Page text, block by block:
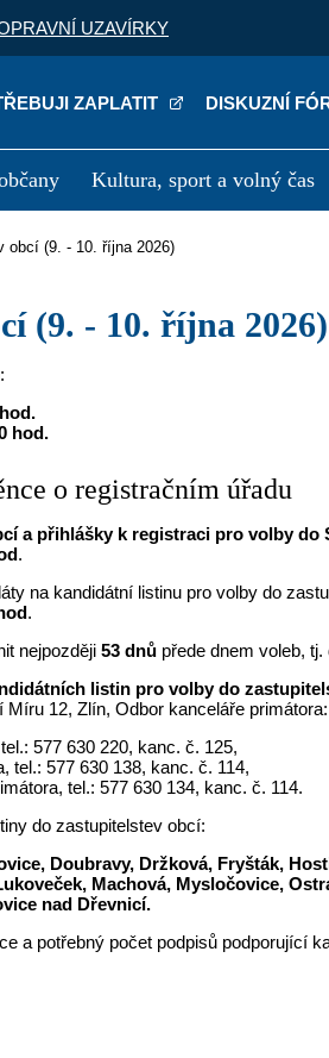
UZAVÍRKY
ZAPLATIT DISKUZNÍ
Kultura, sport a volný čas
obcí (9. - 10. října 2026)
(9. - 10. října 2026)
hod.
o registračním úřadu
a přihlášky k registraci pro volby do
.
na kandidátní listinu pro volby do
.
nejpozději53 dnů přede dnem voleb, tj.
listin pro volby do
Míru 12, Zlín, Odbor kanceláře primátora:
577 630 220, kanc. č. 125,
tel.: 577 630 138, kanc. č. 114,
tel.: 577 630 134, kanc. č. 114.
do zastupitelstev obcí:
Doubravy, Držková, Fryšták,
Machová, Mysločovice,
nad Dřevnicí.
a potřebný počet podpisů podporující